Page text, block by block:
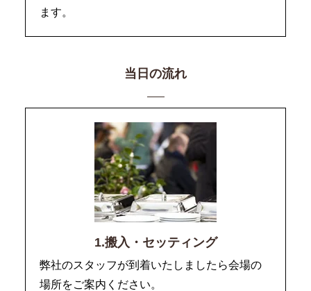
ます。
当日の流れ
1.搬入・セッティング
弊社のスタッフが到着いたしましたら会場の
場所をご案内ください。